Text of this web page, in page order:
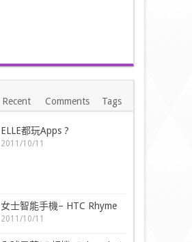
Recent Comments Tags
ELLE都玩Apps ?
2011/10/11
女士智能手機– HTC Rhyme
2011/10/11